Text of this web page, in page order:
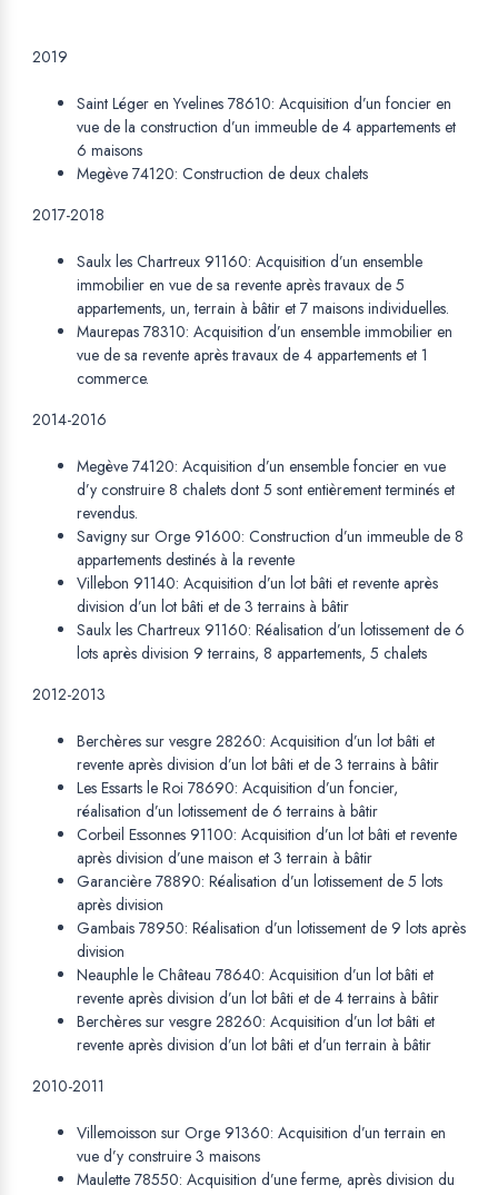
2019
Saint Léger en Yvelines 78610: Acquisition d’un foncier en
vue de la construction d’un immeuble de 4 appartements et
6 maisons
Megève 74120: Construction de deux chalets
2017-2018
Saulx les Chartreux 91160: Acquisition d’un ensemble
immobilier en vue de sa revente après travaux de 5
appartements, un, terrain à bâtir et 7 maisons individuelles.
Maurepas 78310: Acquisition d’un ensemble immobilier en
vue de sa revente après travaux de 4 appartements et 1
commerce.
2014-2016
Megève 74120: Acquisition d’un ensemble foncier en vue
d’y construire 8 chalets dont 5 sont entièrement terminés et
revendus.
Savigny sur Orge 91600: Construction d’un immeuble de 8
appartements destinés à la revente
Villebon 91140: Acquisition d’un lot bâti et revente après
division d’un lot bâti et de 3 terrains à bâtir
Saulx les Chartreux 91160: Réalisation d’un lotissement de 6
lots après division 9 terrains, 8 appartements, 5 chalets
2012-2013
Berchères sur vesgre 28260: Acquisition d’un lot bâti et
revente après division d’un lot bâti et de 3 terrains à bâtir
Les Essarts le Roi 78690: Acquisition d’un foncier,
réalisation d’un lotissement de 6 terrains à bâtir
Corbeil Essonnes 91100: Acquisition d’un lot bâti et revente
après division d’une maison et 3 terrain à bâtir
Garancière 78890: Réalisation d’un lotissement de 5 lots
après division
Gambais 78950: Réalisation d’un lotissement de 9 lots après
division
Neauphle le Château 78640: Acquisition d’un lot bâti et
revente après division d’un lot bâti et de 4 terrains à bâtir
Berchères sur vesgre 28260: Acquisition d’un lot bâti et
revente après division d’un lot bâti et d’un terrain à bâtir
2010-2011
Villemoisson sur Orge 91360: Acquisition d’un terrain en
vue d’y construire 3 maisons
Maulette 78550: Acquisition d’une ferme, après division du